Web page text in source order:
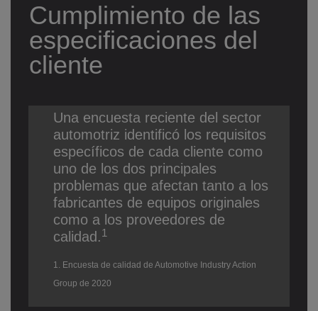
Cumplimiento de las
especificaciones del
cliente
Una encuesta reciente del sector
automotriz identificó los requisitos
específicos de cada cliente como
uno de los dos principales
problemas que afectan tanto a los
fabricantes de equipos originales
como a los proveedores de
calidad.1
1. Encuesta de calidad de Automotive Industry Action
Group de 2020